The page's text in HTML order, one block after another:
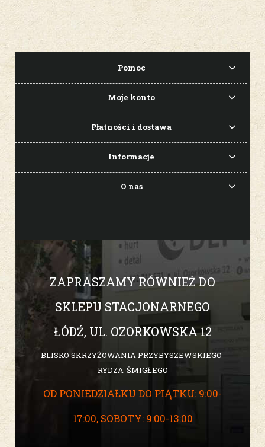
Pomoc
Moje konto
Płatności i dostawa
Informacje
O nas
ZAPRASZAMY RÓWNIEŻ DO
SKLEPU STACJONARNEGO
ŁÓDŹ, UL. OZORKOWSKA 12
BLISKO SKRZYŻOWANIA PRZYBYSZEWSKIEGO-
RYDZA-ŚMIGŁEGO
OD PONIEDZIAŁKU DO PIĄTKU: 9:00-
17:00, SOBOTY: 9:00-13:00